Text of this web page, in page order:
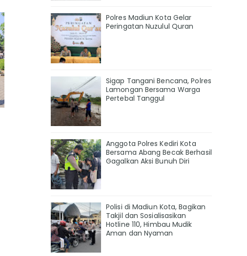
Polres Madiun Kota Gelar
Peringatan Nuzulul Quran
Sigap Tangani Bencana, Polres
Lamongan Bersama Warga
Pertebal Tanggul
Anggota Polres Kediri Kota
Bersama Abang Becak Berhasil
Gagalkan Aksi Bunuh Diri
Polisi di Madiun Kota, Bagikan
Takjil dan Sosialisasikan
Hotline 110, Himbau Mudik
Aman dan Nyaman